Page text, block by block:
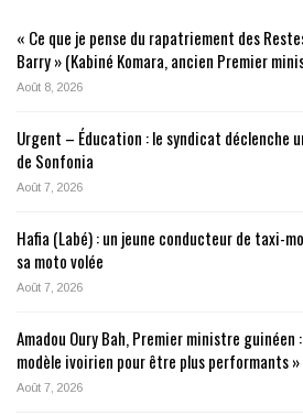
« Ce que je pense du rapatriement des
Barry » (Kabiné Komara, ancien Premier
Août 8, 2026
Urgent – Éducation : le syndicat déclenche
de Sonfonia
Août 7, 2026
Hafia (Labé) : un jeune conducteur de taxi-
sa moto volée
Août 7, 2026
Amadou Oury Bah, Premier ministre guinéen
modèle ivoirien pour être plus performants »
Août 7, 2026